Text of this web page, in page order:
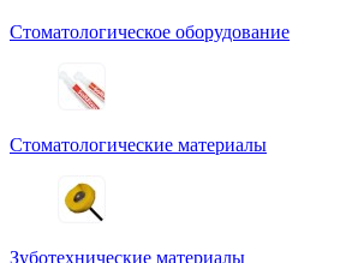
Стоматологическое оборудование
Стоматологические материалы
Зуботехнические материалы